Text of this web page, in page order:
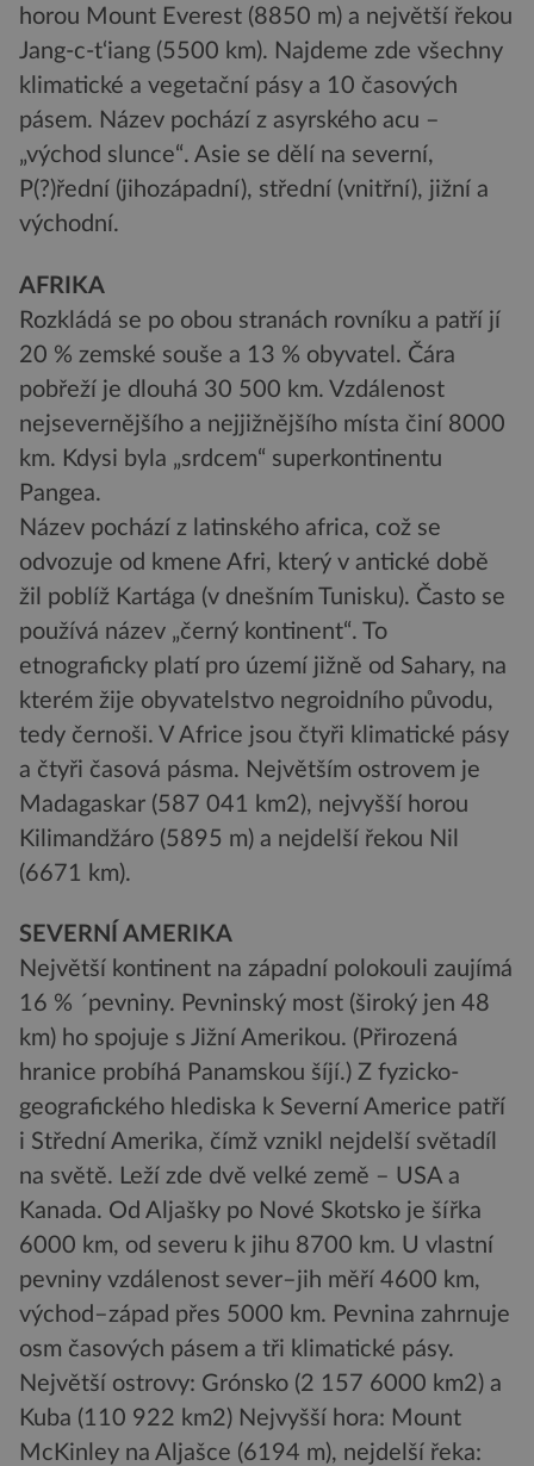
horou Mount Everest (8850 m) a největší řekou
Jang-c-t‘iang (5500 km). Najdeme zde všechny
klimatické a vegetační pásy a 10 časových
pásem. Název pochází z asyrského acu –
„východ slunce“. Asie se dělí na severní,
P(?)řední (jihozápadní), střední (vnitřní), jižní a
východní.
AFRIKA
Rozkládá se po obou stranách rovníku a patří jí
20 % zemské souše a 13 % obyvatel. Čára
pobřeží je dlouhá 30 500 km. Vzdálenost
nejsevernějšího a nejjižnějšího místa činí 8000
km. Kdysi byla „srdcem“ superkontinentu
Pangea.
Název pochází z latinského africa, což se
odvozuje od kmene Afri, který v antické době
žil poblíž Kartága (v dnešním Tunisku). Často se
používá název „černý kontinent“. To
etnograficky platí pro území jižně od Sahary, na
kterém žije obyvatelstvo negroidního původu,
tedy černoši. V Africe jsou čtyři klimatické pásy
a čtyři časová pásma. Největším ostrovem je
Madagaskar (587 041 km2), nejvyšší horou
Kilimandžáro (5895 m) a nejdelší řekou Nil
(6671 km).
SEVERNÍ AMERIKA
Největší kontinent na západní polokouli zaujímá
16 % ´pevniny. Pevninský most (široký jen 48
km) ho spojuje s Jižní Amerikou. (Přirozená
hranice probíhá Panamskou šíjí.) Z fyzicko-
geografického hlediska k Severní Americe patří
i Střední Amerika, čímž vznikl nejdelší světadíl
na světě. Leží zde dvě velké země – USA a
Kanada. Od Aljašky po Nové Skotsko je šířka
6000 km, od severu k jihu 8700 km. U vlastní
pevniny vzdálenost sever–jih měří 4600 km,
východ–západ přes 5000 km. Pevnina zahrnuje
osm časových pásem a tři klimatické pásy.
Největší ostrovy: Grónsko (2 157 6000 km2) a
Kuba (110 922 km2) Nejvyšší hora: Mount
McKinley na Aljašce (6194 m), nejdelší řeka: